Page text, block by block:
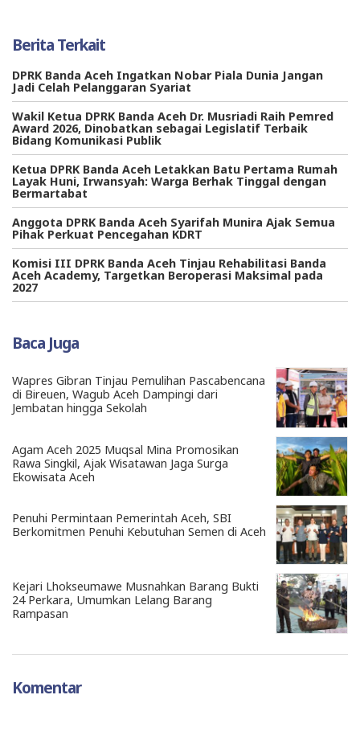
Berita Terkait
DPRK Banda Aceh Ingatkan Nobar Piala Dunia Jangan
Jadi Celah Pelanggaran Syariat
Wakil Ketua DPRK Banda Aceh Dr. Musriadi Raih Pemred
Award 2026, Dinobatkan sebagai Legislatif Terbaik
Bidang Komunikasi Publik
Ketua DPRK Banda Aceh Letakkan Batu Pertama Rumah
Layak Huni, Irwansyah: Warga Berhak Tinggal dengan
Bermartabat
Anggota DPRK Banda Aceh Syarifah Munira Ajak Semua
Pihak Perkuat Pencegahan KDRT
Komisi III DPRK Banda Aceh Tinjau Rehabilitasi Banda
Aceh Academy, Targetkan Beroperasi Maksimal pada
2027
Baca Juga
Wapres Gibran Tinjau Pemulihan Pascabencana
di Bireuen, Wagub Aceh Dampingi dari
Jembatan hingga Sekolah
Agam Aceh 2025 Muqsal Mina Promosikan
Rawa Singkil, Ajak Wisatawan Jaga Surga
Ekowisata Aceh
Penuhi Permintaan Pemerintah Aceh, SBI
Berkomitmen Penuhi Kebutuhan Semen di Aceh
Kejari Lhokseumawe Musnahkan Barang Bukti
24 Perkara, Umumkan Lelang Barang
Rampasan
Komentar